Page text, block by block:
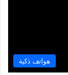
هواتف ذكية